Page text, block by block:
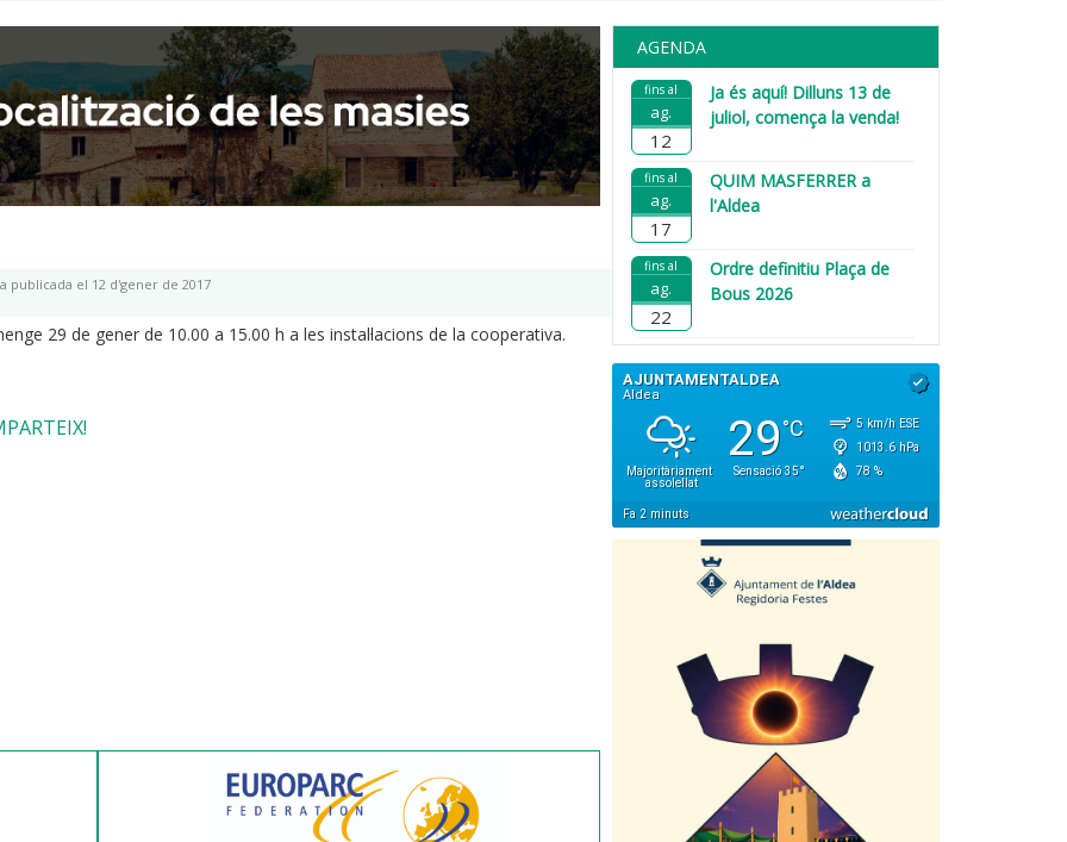
publicada el 12 d'gener de 2017
29 de gener de 10.00 a 15.00 h a les instal·lacions de la cooperativa.
AGENDA
fins al
ag.
12
Ja és aquí! Dilluns 13 de
juliol, comença la venda!
fins al
ag.
17
QUIM MASFERRER a
l'Aldea
fins al
ag.
22
Ordre definitiu Plaça de
Bous 2026